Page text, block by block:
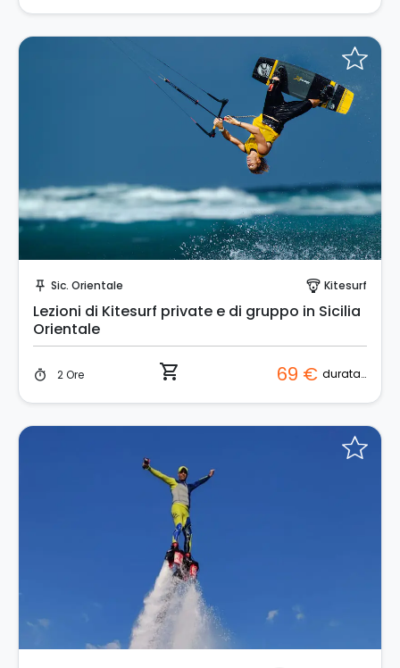
push_pin Sic. Orientale paragliding Kitesurf
Lezioni di Kitesurf private e di gruppo in Sicilia
Orientale
timer 2 Ore shopping_cart 69 € durata (ore)